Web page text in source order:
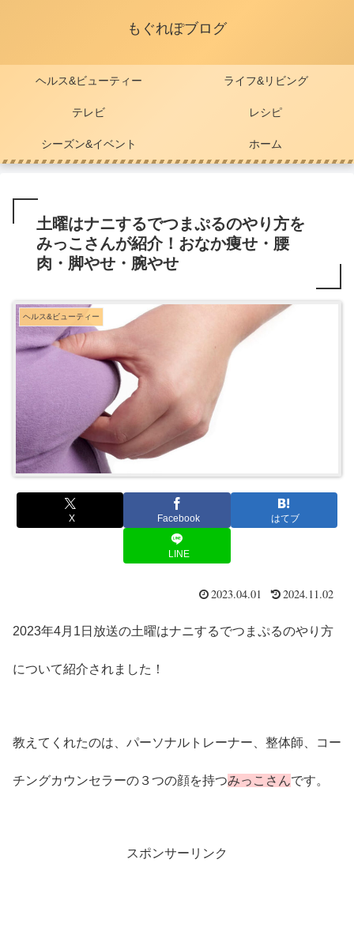
もぐれぽブログ
ヘルス&ビューティー ライフ&リビング
テレビ レシピ
シーズン&イベント ホーム
土曜はナニするでつまぷるのやり方を
みっこさんが紹介！おなか痩せ・腰
肉・脚やせ・腕やせ
ヘルス&ビューティー
X Facebook はてブ
LINE
2023.04.01 2024.11.02
2023年4月1日放送の土曜はナニするでつまぷるのやり方
について紹介されました！
教えてくれたのは、パーソナルトレーナー、整体師、コー
チングカウンセラーの３つの顔を持つみっこさんです。
スポンサーリンク